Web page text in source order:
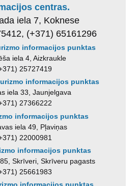
centras.
iela 7, Koknese
(+371) 65161296
informacijos punktas
iela 4, Aizkraukle
25727419
informacijos punktas
iela 33, Jaunjelgava
27366222
informacijos punktas
iela 49, Pļaviņas
22000981
informacijos punktas
Skrīveri, Skrīveru pagasts
25661983